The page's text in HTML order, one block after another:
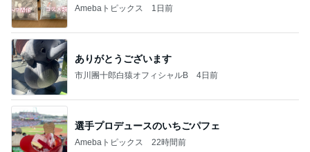
Amebaトピックス 1日前
ありがとうございます
市川團十郎白猿オフィシャルB 4日前
選手プロデュースのいちごパフェ
Amebaトピックス 22時間前